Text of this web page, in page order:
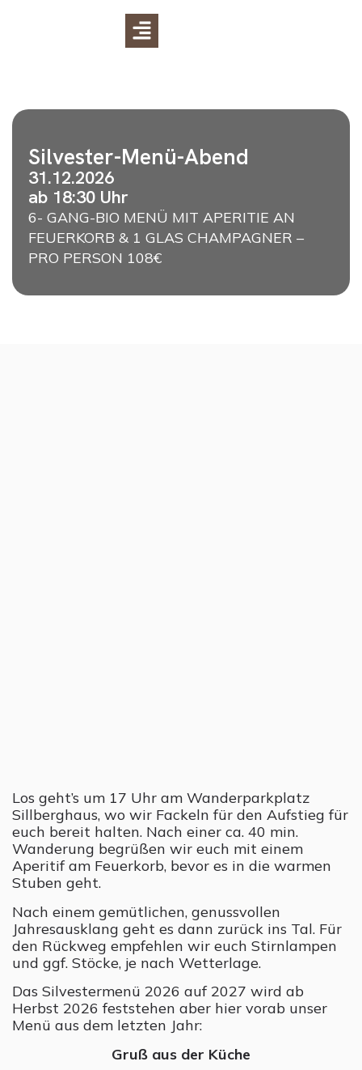
Silvester-Menü-Abend
31.12.2026
ab 18:30 Uhr
6- GANG-BIO MENÜ MIT APERITIE AN
FEUERKORB & 1 GLAS CHAMPAGNER –
PRO PERSON 108€
Los geht’s um 17 Uhr am Wanderparkplatz
Sillberghaus, wo wir Fackeln für den Aufstieg für
euch bereit halten. Nach einer ca. 40 min.
Wanderung begrüßen wir euch mit einem
Aperitif am Feuerkorb, bevor es in die warmen
Stuben geht.
Nach einem gemütlichen, genussvollen
Jahresausklang geht es dann zurück ins Tal. Für
den Rückweg empfehlen wir euch Stirnlampen
und ggf. Stöcke, je nach Wetterlage.
Das Silvestermenü 2026 auf 2027 wird ab
Herbst 2026 feststehen aber hier vorab unser
Menü aus dem letzten Jahr:
Gruß aus der Küche